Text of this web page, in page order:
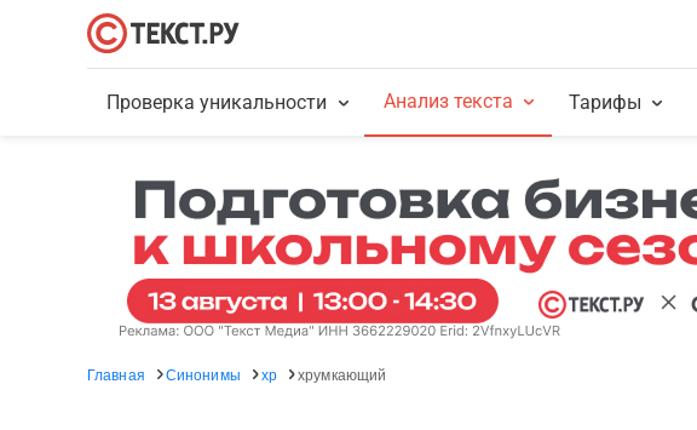
Проверка уникальности Анализ текста Тарифы
Главная Синонимы хр хрумкающий